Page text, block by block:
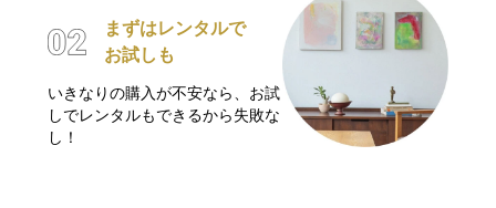
まずはレンタルで
お試しも
いきなりの購入が不安なら、お試
しでレンタルもできるから失敗な
し！